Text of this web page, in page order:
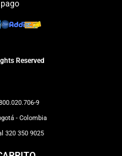
Reserved
9
- Colombia
320 350 9025